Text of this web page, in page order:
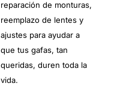
reparación de monturas,
reemplazo de lentes y
ajustes para ayudar a
que tus gafas, tan
queridas, duren toda la
vida.